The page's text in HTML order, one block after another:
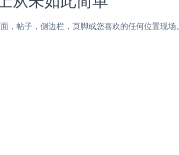
帖子，侧边栏，页脚或您喜欢的任何位置现场。